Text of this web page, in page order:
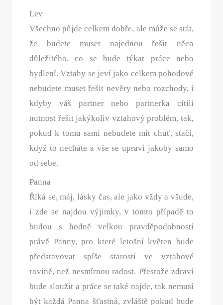
Lev
Všechno půjde celkem dobře, ale může se stát,
že budete muset najednou řešit něco
důležitého, co se bude týkat práce nebo
bydlení. Vztahy se jeví jako celkem pohodové
nebudete muset řešit nevěry nebo rozchody, i
kdyby váš partner nebo partnerka cítili
nutnost řešit jakýkoliv vztahový problém, tak,
pokud k tomu sami nebudete mít chuť, stačí,
když to necháte a vše se upraví jakoby samo
od sebe.
Panna
Říká se, máj, lásky čas, ale jako vždy a všude,
i zde se najdou výjimky, v tomto případě to
budou s hodně velkou pravděpodobností
právě Panny, pro které letošní květen bude
představovat spíše starosti ve vztahové
rovině, než nesmírnou radost. Přestože zdraví
bude sloužit a práce se také najde, tak nemusí
být každá Panna šťastná, zvláště pokud bude